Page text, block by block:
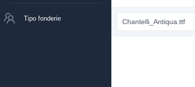
Tipo fonderie Chantelli_Antiqua.ttf